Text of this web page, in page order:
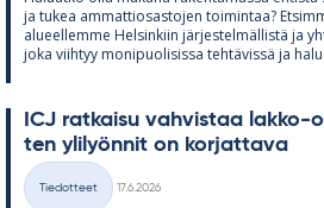
ja tu­kea am­mat­tio­sas­to­jen toi­min­taa?
alu­eel­lemme Hel­sin­kiin jär­jes­tel­mäl­listä ja
joka viih­tyy mo­ni­puo­li­sissa teh­tä­vissä ja
ICJ rat­kaisu vah­vis­taa
ten yli­lyön­nit on kor­jat­tava
Kategoriat
Tiedotteet
17.6.2026